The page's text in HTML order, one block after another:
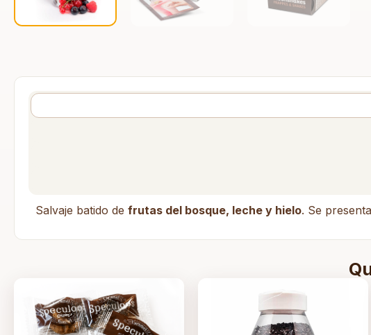
Salvaje batido de frutas del bosque, leche y hielo. Se